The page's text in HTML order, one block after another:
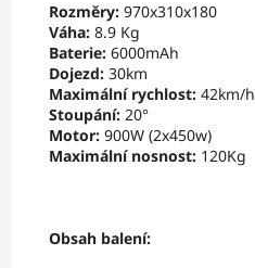
Rozměry: 970x310x180
Váha: 8.9 Kg
Baterie: 6000mAh
Dojezd: 30km
Maximální rychlost: 42km/h
Stoupání: 20°
Motor: 900W (2x450w)
Maximální nosnost: 120Kg
Obsah balení: